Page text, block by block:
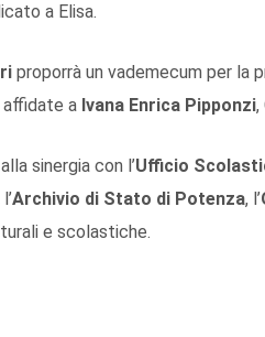
a Elisa.
proporrà un vademecum per la
affidate a Ivana Enrica Pipponzi,
sinergia con l’Ufficio
Archivio di Stato di Potenza, l’
e scolastiche.